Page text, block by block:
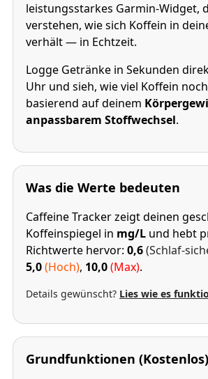
leistungsstarkes Garmin-Widget,
verstehen, wie sich Koffein in
verhält — in Echtzeit.
Logge Getränke in Sekunden
Uhr und sieh, wie viel Koffein
basierend auf deinem
anpassbarem Stoffwechsel.
Was die Werte bedeuten
Caffeine Tracker zeigt deinen
Koffeinspiegel in mg/L und hebt
Richtwerte hervor: 0,6(Schlaf-
5,0(Hoch), 10,0(Max).
Details gewünscht? Lies wie es
Grundfunktionen (Kostenlos)